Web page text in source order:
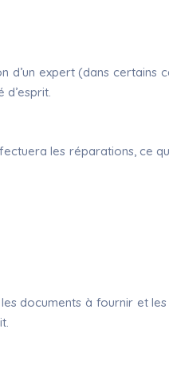
d’un expert (dans certains
les réparations, ce
documents à fournir et